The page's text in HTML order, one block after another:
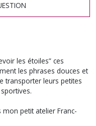
les étoiles” ces
les phrases douces et
transporter leurs petites
petit atelier Franc-